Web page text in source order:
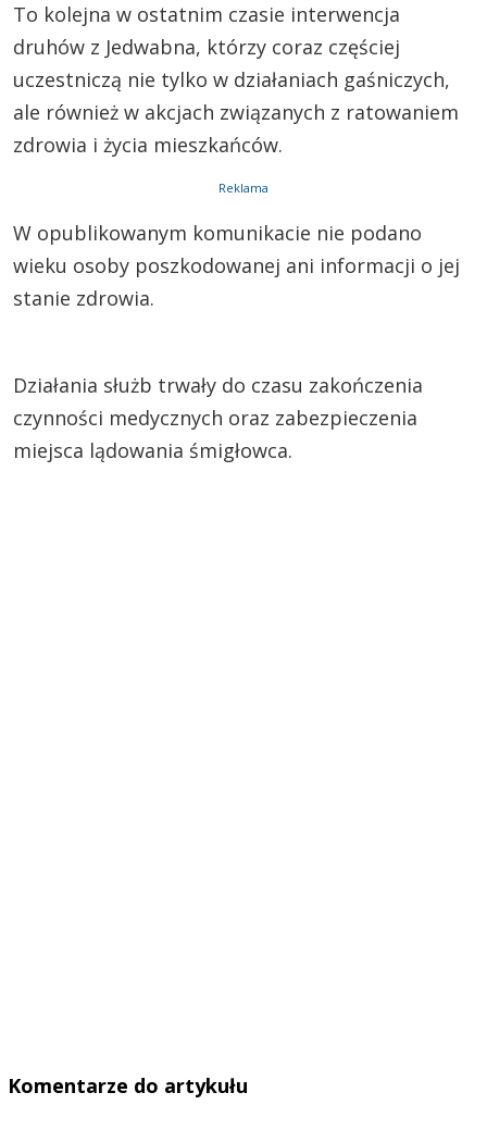
To kolejna w ostatnim czasie interwencja
druhów z Jedwabna, którzy coraz częściej
uczestniczą nie tylko w działaniach gaśniczych,
ale również w akcjach związanych z ratowaniem
zdrowia i życia mieszkańców.
Reklama
W opublikowanym komunikacie nie podano
wieku osoby poszkodowanej ani informacji o jej
stanie zdrowia.
Działania służb trwały do czasu zakończenia
czynności medycznych oraz zabezpieczenia
miejsca lądowania śmigłowca.
Komentarze do artykułu